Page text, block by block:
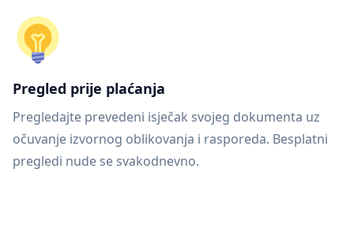
Pregled prije plaćanja
Pregledajte prevedeni isječak svojeg dokumenta uz
očuvanje izvornog oblikovanja i rasporeda. Besplatni
pregledi nude se svakodnevno.